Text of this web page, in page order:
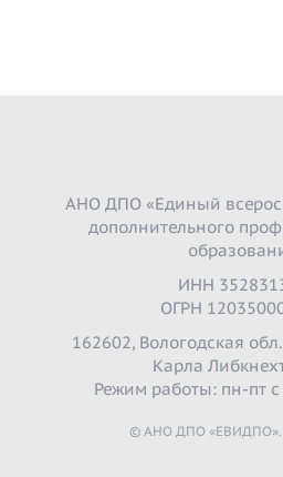
АНО ДПО «Единый
дополнительного
ИНН
ОГРН
162602, Вологодская
Карла
Режим работы: пн-пт
© АНО ДПО «ЕВИДПО».